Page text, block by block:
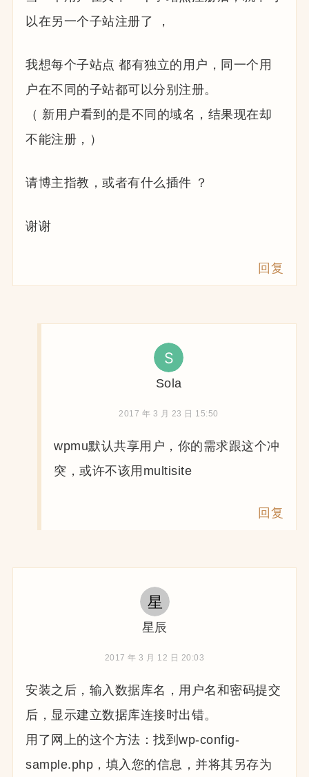
以在另一个子站注册了 ，
我想每个子站点 都有独立的用户，同一个用
户在不同的子站都可以分别注册。
（ 新用户看到的是不同的域名，结果现在却
不能注册，）
请博主指教，或者有什么插件 ？
谢谢
回复
Sola
2017 年 3 月 23 日 15:50
wpmu默认共享用户，你的需求跟这个冲
突，或许不该用multisite
回复
星辰
2017 年 3 月 12 日 20:03
安装之后，输入数据库名，用户名和密码提交
后，显示建立数据库连接时出错。
用了网上的这个方法：找到wp-config-
sample.php，填入您的信息，并将其另存为